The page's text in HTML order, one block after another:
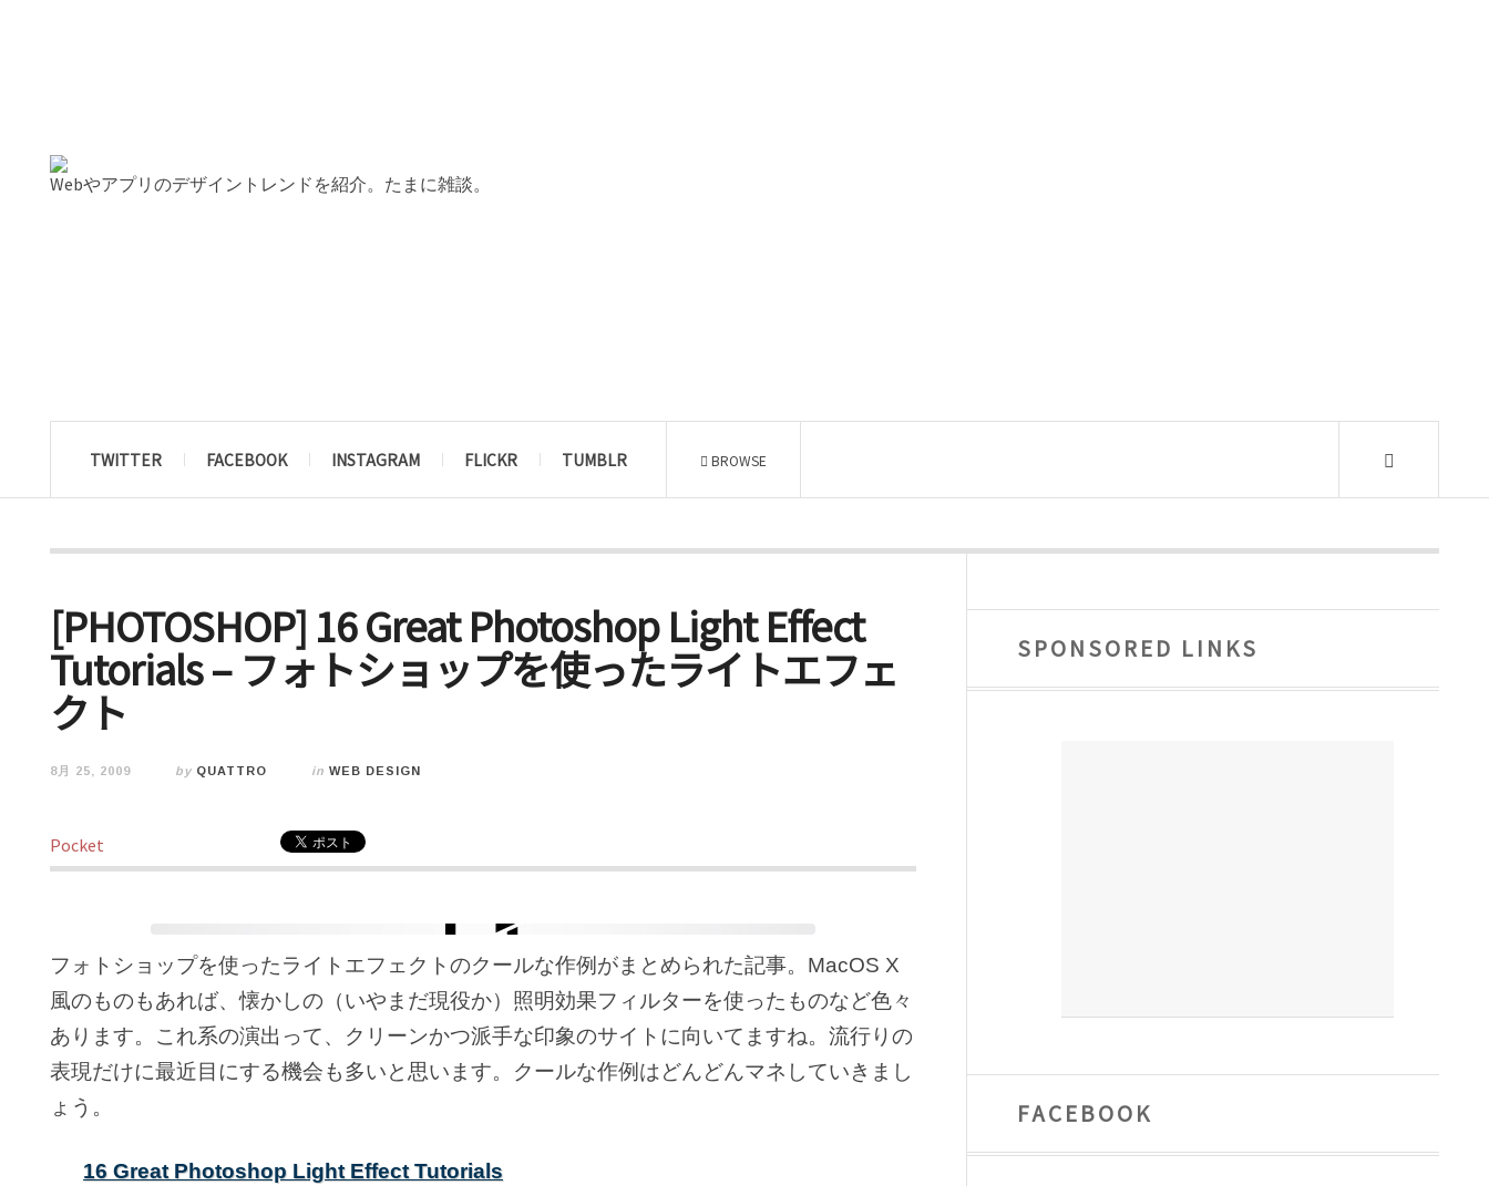
Webやアプリのデザイントレンドを紹介。たまに雑談。
TWITTER FACEBOOK INSTAGRAM FLICKR TUMBLR BROWSE
[PHOTOSHOP] 16 Great Photoshop Light Effect
Tutorials – フォトショップを使ったライトエフェ
クト
8月 25, 2009 by QUATTRO in WEB DESIGN
Pocket
フォトショップを使ったライトエフェクトのクールな作例がまとめられた記事。MacOS X
風のものもあれば、懐かしの（いやまだ現役か）照明効果フィルターを使ったものなど色々
あります。これ系の演出って、クリーンかつ派手な印象のサイトに向いてますね。流行りの
表現だけに最近目にする機会も多いと思います。クールな作例はどんどんマネしていきまし
ょう。
16 Great Photoshop Light Effect Tutorials
SPONSORED LINKS
FACEBOOK